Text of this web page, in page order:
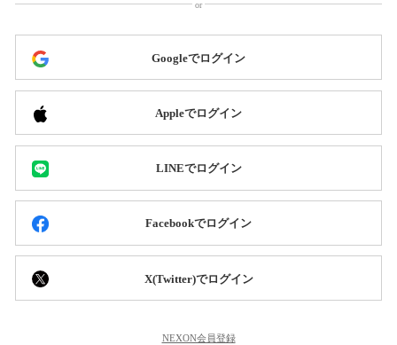
Googleでログイン
Appleでログイン
LINEでログイン
Facebookでログイン
X(Twitter)でログイン
NEXON会員登録